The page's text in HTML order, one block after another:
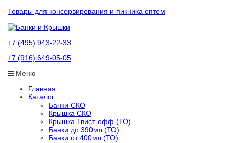
Товары для консервирования и пикника оптом
+7 (495) 943-22-33
+7 (916) 649-05-05
Меню
Главная
Каталог
Банки СКО
Крышка СКО
Крышка Твист-офф (ТО)
Банки до 390мл (ТО)
Банки от 400мл (ТО)